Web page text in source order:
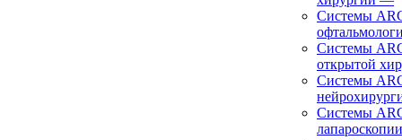
Системы
Системы
открытой
Системы
Системы
лапароскопии